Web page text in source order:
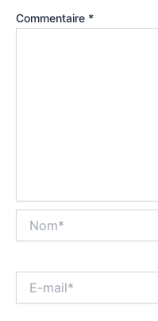
Commentaire *
mail*